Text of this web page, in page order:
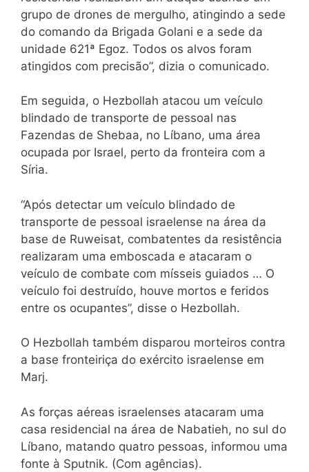
grupo de drones de mergulho, atingindo a sede
do comando da Brigada Golani e a sede da
unidade 621ª Egoz. Todos os alvos foram
atingidos com precisão”, dizia o comunicado.
Em seguida, o Hezbollah atacou um veículo
blindado de transporte de pessoal nas
Fazendas de Shebaa, no Líbano, uma área
ocupada por Israel, perto da fronteira com a
Síria.
“Após detectar um veículo blindado de
transporte de pessoal israelense na área da
base de Ruweisat, combatentes da resistência
realizaram uma emboscada e atacaram o
veículo de combate com mísseis guiados … O
veículo foi destruído, houve mortos e feridos
entre os ocupantes”, disse o Hezbollah.
O Hezbollah também disparou morteiros contra
a base fronteiriça do exército israelense em
Marj.
As forças aéreas israelenses atacaram uma
casa residencial na área de Nabatieh, no sul do
Líbano, matando quatro pessoas, informou uma
fonte à Sputnik. (Com agências).